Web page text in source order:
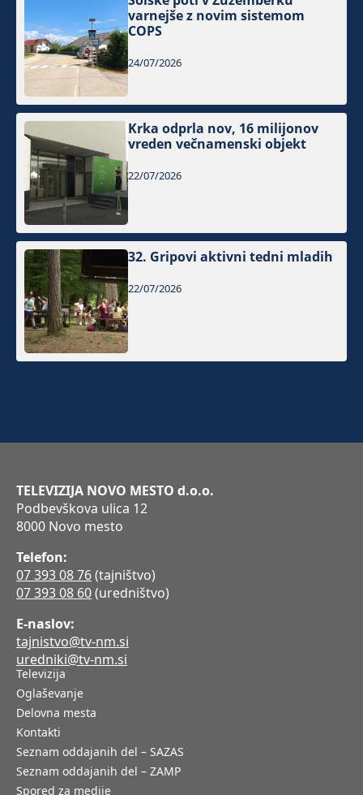
varnejše z novim sistemom
COPS
24/07/2026
Krka odprla nov, 16 milijonov
vreden večnamenski objekt
22/07/2026
32. Gripovi aktivni tedni mladih
22/07/2026
TELEVIZIJA NOVO MESTO d.o.o.
Podbevškova ulica 12
8000 Novo mesto
Telefon:
07 393 08 76(tajništvo)
07 393 08 60(uredništvo)
E-naslov:
tajnistvo@tv-nm.si
uredniki@tv-nm.si
Televizija
Oglaševanje
Delovna mesta
Kontakti
Seznam oddajanih del – SAZAS
Seznam oddajanih del – ZAMP
Spored za medije